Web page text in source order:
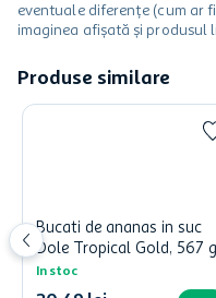
eventuale diferențe (cum ar
imaginea afișată și produsul
Produse similare
Bucati de ananas in suc